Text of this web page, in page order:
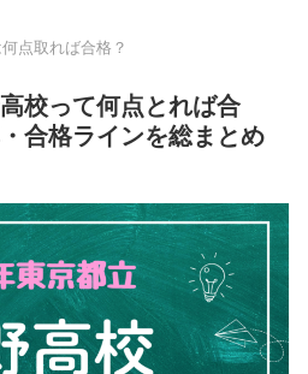
点取れば合格？
校って何点とれば合
合格ラインを総まとめ